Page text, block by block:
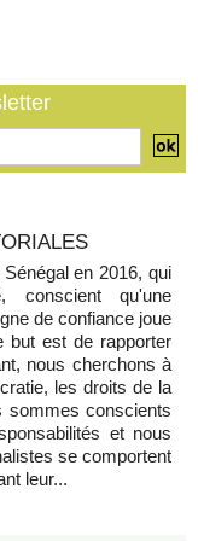
(Carlos
d’avoirs russes
en 2016, qui
conscient qu'une
de confiance joue
but est de rapporter
nous cherchons à
les droits de la
sommes conscients
et nous
se comportent
leur...